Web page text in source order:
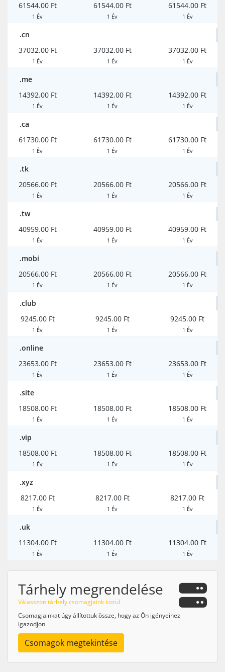
61544.00 Ft
1 Év
61544.00 Ft
1 Év
61544.00 Ft
1 Év
.cn
37032.00 Ft
1 Év
37032.00 Ft
1 Év
37032.00 Ft
1 Év
.me
14392.00 Ft
1 Év
14392.00 Ft
1 Év
14392.00 Ft
1 Év
.ca
61730.00 Ft
1 Év
61730.00 Ft
1 Év
61730.00 Ft
1 Év
.tk
20566.00 Ft
1 Év
20566.00 Ft
1 Év
20566.00 Ft
1 Év
.tw
40959.00 Ft
1 Év
40959.00 Ft
1 Év
40959.00 Ft
1 Év
.mobi
20566.00 Ft
1 Év
20566.00 Ft
1 Év
20566.00 Ft
1 Év
.club
9245.00 Ft
1 Év
9245.00 Ft
1 Év
9245.00 Ft
1 Év
.online
23653.00 Ft
1 Év
23653.00 Ft
1 Év
23653.00 Ft
1 Év
.site
18508.00 Ft
1 Év
18508.00 Ft
1 Év
18508.00 Ft
1 Év
.vip
18508.00 Ft
1 Év
18508.00 Ft
1 Év
18508.00 Ft
1 Év
.xyz
8217.00 Ft
1 Év
8217.00 Ft
1 Év
8217.00 Ft
1 Év
.uk
11304.00 Ft
1 Év
11304.00 Ft
1 Év
11304.00 Ft
1 Év
Tárhely megrendelése
Válasszon tárhely csomagjaink közül
Csomagjainkat úgy állítottuk össze, hogy az Ön igényeihez
igazodjon
Csomagok megtekintése